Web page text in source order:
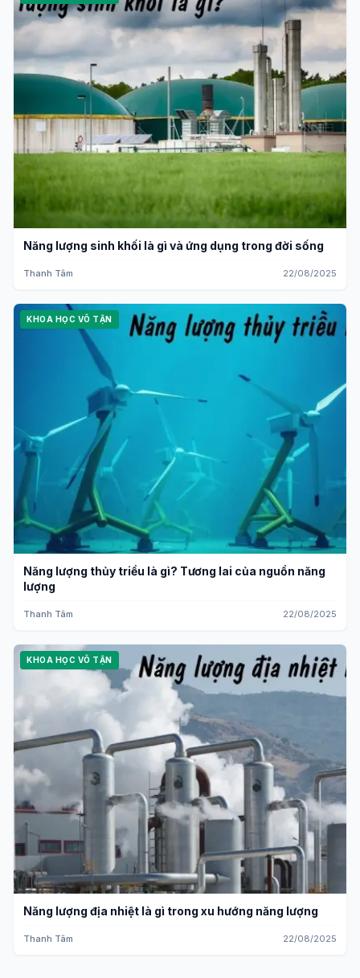
Năng lượng sinh khối là gì và ứng dụng trong đời sống
Thanh Tâm 22/08/2025
KHOA HỌC VÔ TẬN
Năng lượng thủy triều là gì? Tương lai của nguồn năng
lượng
Thanh Tâm 22/08/2025
KHOA HỌC VÔ TẬN
Năng lượng địa nhiệt là gì trong xu hướng năng lượng
Thanh Tâm 22/08/2025